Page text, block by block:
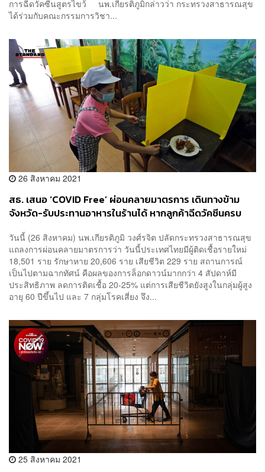
การฉีดวัคซีนสูตรไขว้ นพ.เกียรติภูมิกล่าวว่า กระทรวงสาธารณสุข
ได้ร่วมกับคณะกรรมการวิชา...
26 สิงหาคม 2021
สธ. เสนอ ‘COVID Free’ ผ่อนคลายมาตรการ เดินทางข้าม
จังหวัด-รับประทานอาหารในร้านได้ หากลูกค้าฉีดวัคซีนครบ
วันนี้ (26 สิงหาคม) นพ.เกียรติภูมิ วงศ์รจิต ปลัดกระทรวงสาธารณสุข
แถลงการผ่อนคลายมาตรการว่า วันนี้ประเทศไทยมีผู้ติดเชื้อรายใหม่
18,501 ราย รักษาหาย 20,606 ราย เสียชีวิต 229 ราย สถานการณ์
เป็นไปตามฉากทัศน์ คือผลของการล็อกดาวน์มากกว่า 4 สัปดาห์มี
ประสิทธิภาพ ลดการติดเชื้อ 20-25% แต่การเสียชีวิตยังสูงในกลุ่มผู้สูง
อายุ 60 ปีขึ้นไป และ 7 กลุ่มโรคเสี่ยง จึง...
25 สิงหาคม 2021